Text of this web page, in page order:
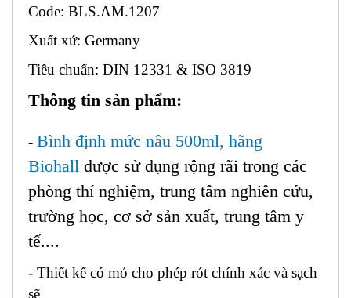
Code: BLS.AM.1207
Xuất xứ: Germany
Tiêu chuẩn: DIN 12331 & ISO 3819
Thông tin sản phẩm:
- Bình định mức nâu 500ml, hãng
Biohall được sử dụng rộng rãi trong các
phòng thí nghiệm, trung tâm nghiên cứu,
trường học, cơ sở sản xuất, trung tâm y
tế....
- Thiết kế có mỏ cho phép rót chính xác và sạch
sẽ